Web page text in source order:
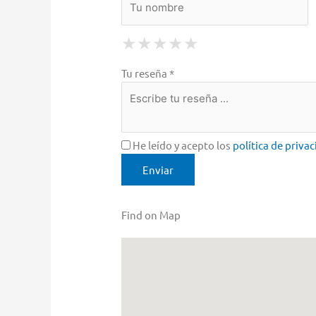
★ 1 Star
★ ★ 2 Stars
★ ★ ★ 3 Stars
★ ★ ★ ★ 4 Stars
★ ★ ★ ★ ★
Tu reseña *
He leído y acepto los política de
Find on Map